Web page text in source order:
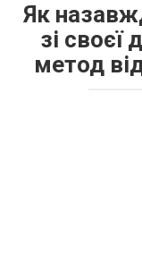
Як
зі своєї
метод